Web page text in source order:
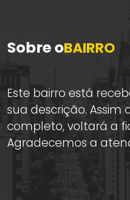
Sobre oBAIRRO
Este bairro está
sua descrição. Assim
completo, voltará a
Agradecemos a